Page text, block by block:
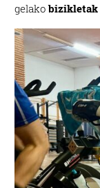
gelakobizikletak